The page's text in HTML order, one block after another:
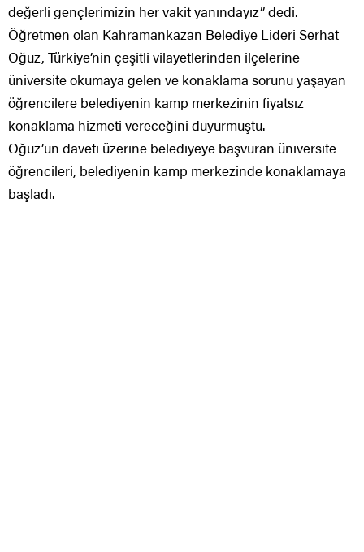
değerli gençlerimizin her vakit yanındayız” dedi.
Öğretmen olan Kahramankazan Belediye Lideri Serhat
Oğuz, Türkiye’nin çeşitli vilayetlerinden ilçelerine
üniversite okumaya gelen ve konaklama sorunu yaşayan
öğrencilere belediyenin kamp merkezinin fiyatsız
konaklama hizmeti vereceğini duyurmuştu.
Oğuz’un daveti üzerine belediyeye başvuran üniversite
öğrencileri, belediyenin kamp merkezinde konaklamaya
başladı.